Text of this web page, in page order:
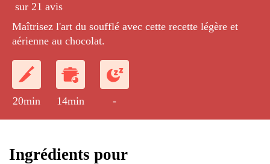
sur 21 avis
Maîtrisez l'art du soufflé avec cette recette légère et
aérienne au chocolat.
20min 14min -
Ingrédients pour